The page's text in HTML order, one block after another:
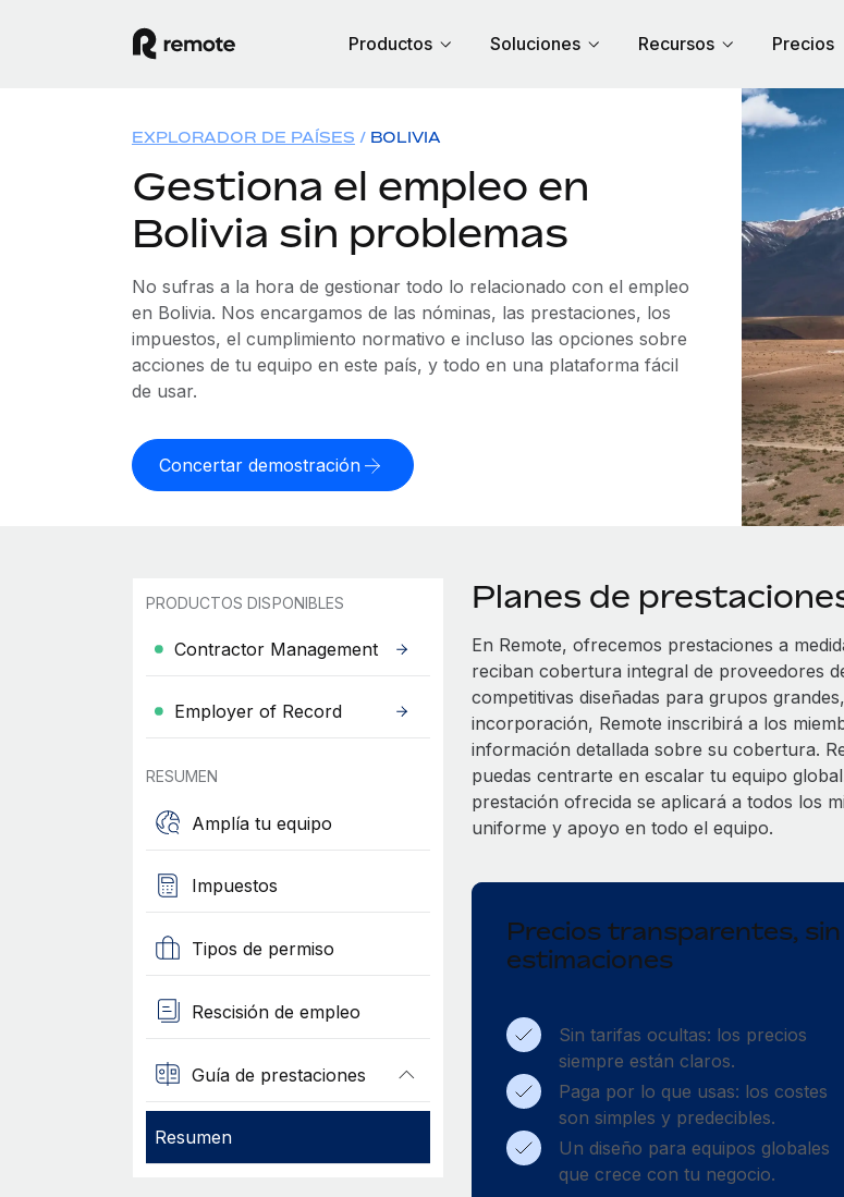
Productos Soluciones Recursos Precios
EXPLORADOR DE PAÍSES BOLIVIA
Gestiona el empleo en
Bolivia sin problemas
No sufras a la hora de gestionar todo lo relacionado con el empleo
en Bolivia. Nos encargamos de las nóminas, las prestaciones, los
impuestos, el cumplimiento normativo e incluso las opciones sobre
acciones de tu equipo en este país, y todo en una plataforma fácil
de usar.
Concertar demostración
PRODUCTOS DISPONIBLES
Contractor Management
Employer of Record
RESUMEN
Amplía tu equipo
Impuestos
Tipos de permiso
Rescisión de empleo
Guía de prestaciones
Resumen
Planes de
En Remote, ofrecemos prestaciones a
reciban cobertura integral de proveedores
competitivas diseñadas para grupos
incorporación, Remote inscribirá a los
información detallada sobre su cobertura.
puedas centrarte en escalar tu equipo
prestación ofrecida se aplicará a todos los
uniforme y apoyo en todo el equipo.
Precios transparentes, sin
estimaciones
Sin tarifas ocultas: los precios
siempre están claros.
Paga por lo que usas: los costes
son simples y predecibles.
Un diseño para equipos globales
que crece con tu negocio.